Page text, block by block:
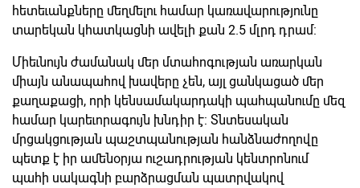
հետեւանքները մեղմելու համար կառավարությունը
տարեկան կհատկացնի ավելի քան 2.5 մլրդ դրամ:
Միեւնույն ժամանակ մեր մտահոգության առարկան
միայն անապահով խավերը չեն, այլ ցանկացած մեր
քաղաքացի, որի կենսամակարդակի պահպանումը մեզ
համար կարեւորագույն խնդիր է: Տնտեսական
մրցակցության պաշտպանության հանձնաժողովը
պետք է իր ամենօրյա ուշադրության կենտրոնում
պահի սակագնի բարձրացման պատրվակով